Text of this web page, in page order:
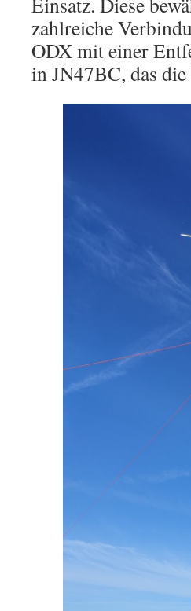
zahlreiche
ODX mit einer
in JN47BC, das